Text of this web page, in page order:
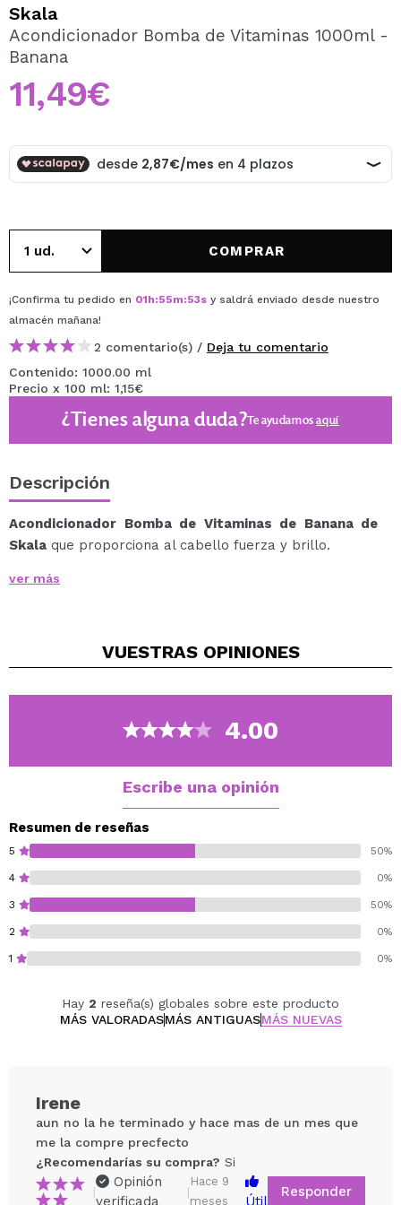
Al crear una cuenta en Maquillalia.com podrás realizar
tus compras rápidamente, revisar el estado de tus
Skala
Acondicionador Bomba de Vitaminas 1000ml -
Banana
11,49€
COMPRAR
¡Confirma tu pedido en 01h:55m:52s y saldrá enviado desde nuestro
almacén mañana!
2 comentario(s) / Deja tu comentario
Contenido: 1000.00 ml
Precio x 100 ml: 1,15€
¿Tienes alguna duda?Te ayudamosaquí
Descripción
Acondicionador Bomba de Vitaminas de Banana de
Skala que proporciona al cabello fuerza y brillo.
ingredientes ricos en nutrientes para conseguir un
crecimiento y previene la caída.
reparan y fortalecen el cabello, evitando su rotura.
Indicado para todo tipo de cabellos.
ver más
VUESTRAS OPINIONES
4.00
Escribe una opinión
Resumen de reseñas
5 50%
4 0%
3 50%
2 0%
1 0%
Hay 2 reseña(s) globales sobre este producto
MÁS VALORADASMÁS ANTIGUASMÁS NUEVAS
Irene
aun no la he terminado y hace mas de un mes que
me la compre precfecto
¿Recomendarías su compra? Si
|
Opinión
verificada
|
Hace 9
meses
Útil
Responder